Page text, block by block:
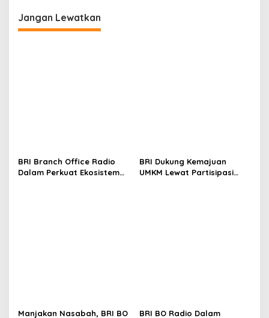
Jangan Lewatkan
BRI Branch Office Radio
Dalam Perkuat Ekosistem
BRI Dukung Kemajuan
UMKM Lewat Partisipasi
Manjakan Nasabah, BRI BO BRI BO Radio Dalam